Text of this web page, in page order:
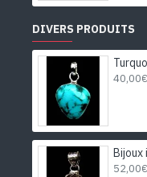
DIVERS PRODUITS
40,00€
52,00€